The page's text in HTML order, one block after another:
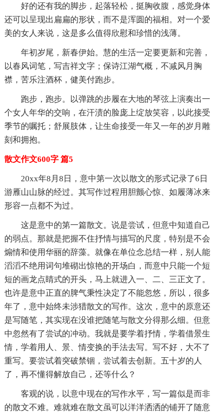
好的还有我的脚步，起落轻松，挺胸收腹，感觉身体
还可以呈现出扁扁的形状，而不是浑圆的福相。对一个爱
美的女人来说，这是多么值得欣慰和珍惜的浅薄。
年初岁尾，新春伊始。慧的生活一定要更新和完善，
以春风词笔，写吉祥文字；保诗江湖气概，不减风月胸
襟，苦乐注酒杯，健美付跑步。
跑步，跑步。以弹跳的步履在大地的琴弦上演奏出一
个女人年华的交响，在汗渍的脸庞上绽放笑容，以此接受
季节的嘱托；舒展肢体，让生命接受一年又一年的岁月雕
刻和拥抱。
散文作文600字 篇5
20xx年8月8日，意中第一次以散文的形式记录了6日
游雁山山脉的经过。其写作过程用胆颤心惊、如履薄冰来
形容一点都不为过。
这是意中的第一篇散文。说是尝试，但意中知道自己
的弱点。那就是把握不住抒情与描写的尺度，特别是不会
煽情和使用华丽的辞藻。就像在单位念总结一样，别人能
滔滔不绝用词句堆砌出惊艳的开场白，而意中只能一个短
短的画龙点睛式的开头，马上就进入一、二、三正文了。
也许是意中正直的脾气秉性决定了不能忽悠，所以，很多
年了，意中始终未涉猎散文的写作。这次，意中的原意还
是写随笔，其实现在没谁把随笔与散文分得那么细。但意
中忽然有了尝试的冲动。我就是要学着抒情，学着借景生
情，学着用人、景、情变换的手法去写。写不好，大不了
重写。要尝试着突破禁锢，尝试着去创新。五十岁的人
了，再不懂得解放自己，还等什么？
客观的说，以意中现在的写作水平，写一篇似是而非
的散文不难。难就难在散文虽可以洋洋洒洒的铺开了随意